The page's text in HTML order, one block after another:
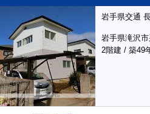
岩手県交通
岩手県滝沢
2階建 / 築49